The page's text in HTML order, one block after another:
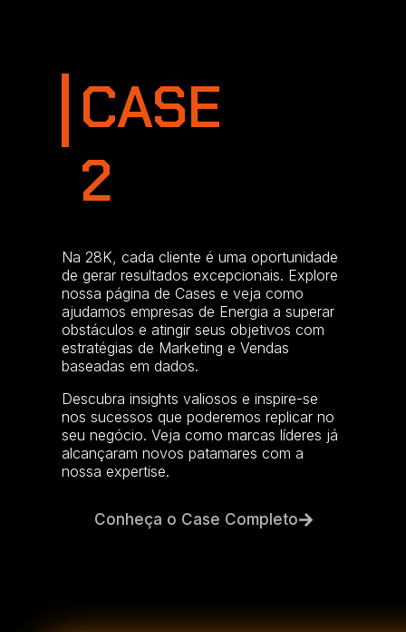
CASE
2
Na 28K, cada cliente é uma oportunidade
de gerar resultados excepcionais. Explore
nossa página de Cases e veja como
ajudamos empresas de Energia a superar
obstáculos e atingir seus objetivos com
estratégias de Marketing e Vendas
baseadas em dados.
Descubra insights valiosos e inspire-se
nos sucessos que poderemos replicar no
seu negócio. Veja como marcas líderes já
alcançaram novos patamares com a
nossa expertise.
Conheça o Case Completo